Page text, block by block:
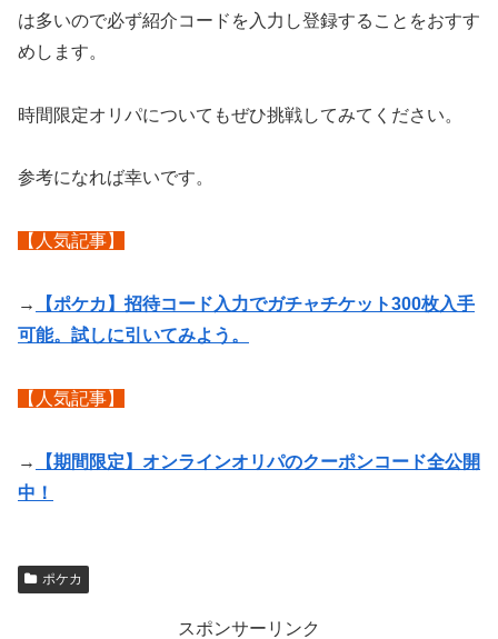
は多いので必ず紹介コードを入力し登録することをおすす
めします。
時間限定オリパについてもぜひ挑戦してみてください。
参考になれば幸いです。
【人気記事】
→
【ポケカ】招待コード入力でガチャチケット300枚入手
可能。試しに引いてみよう。
【人気記事】
→
【期間限定】オンラインオリパのクーポンコード全公開
中！
ポケカ
スポンサーリンク